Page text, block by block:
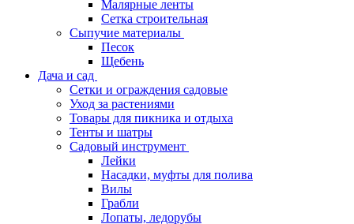
Малярные ленты
Сетка строительная
Сыпучие материалы
Песок
Щебень
Дача и сад
Сетки и ограждения садовые
Уход за растениями
Товары для пикника и отдыха
Тенты и шатры
Садовый инструмент
Лейки
Насадки, муфты для полива
Вилы
Грабли
Лопаты, ледорубы